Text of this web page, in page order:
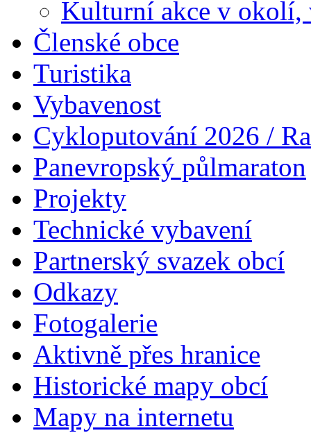
Kulturní akce v okolí,
Členské obce
Turistika
Vybavenost
Cykloputování 2026 /
Panevropský půlmaraton
Projekty
Technické vybavení
Partnerský svazek obcí
Odkazy
Fotogalerie
Aktivně přes hranice
Historické mapy obcí
Mapy na internetu